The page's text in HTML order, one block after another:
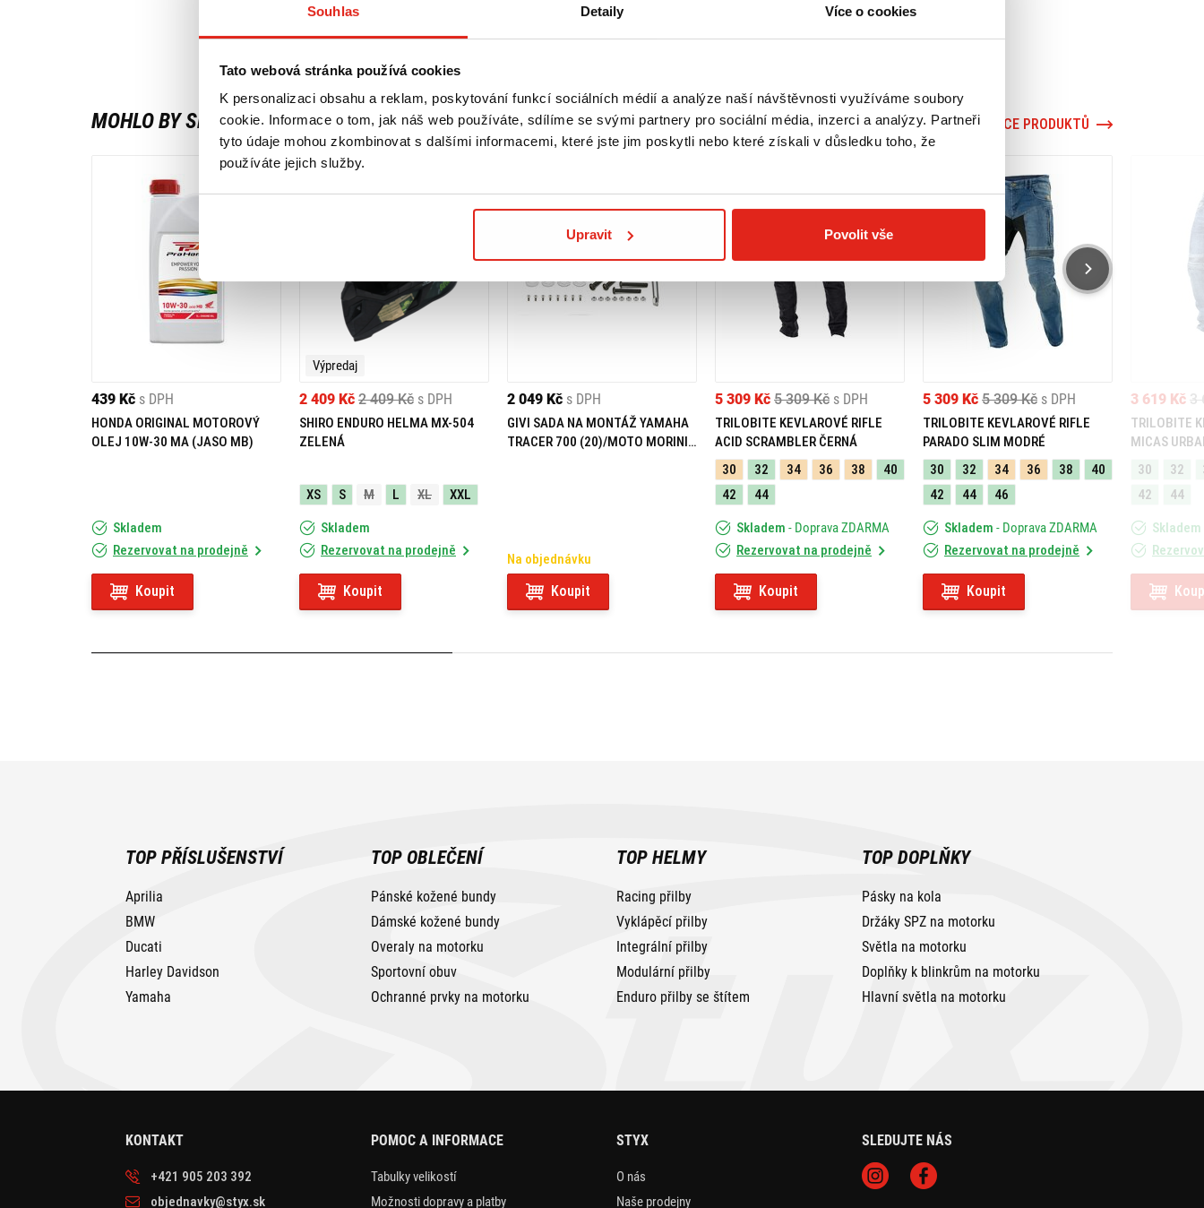
Souhlas Detaily Více o cookies
Tato webová stránka používá cookies
K personalizaci obsahu a reklam, poskytování funkcí sociálních médií a analýze naší návštěvnosti využíváme soubory
cookie. Informace o tom, jak náš web používáte, sdílíme se svými partnery pro sociální média, inzerci a analýzy. Partneři
tyto údaje mohou zkombinovat s dalšími informacemi, které jste jim poskytli nebo které získali v důsledku toho, že
používáte jejich služby.
Upravit Povolit vše
MOHLO BY SE VÁM LÍBIT VÍCE PRODUKTŮ
439 Kč s DPH
HONDA ORIGINAL MOTOROVÝ
OLEJ 10W-30 MA (JASO MB)
Skladem
Rezervovat na prodejně
Koupit
Výpredaj
2 409 Kč
2 409 Kč s DPH
SHIRO ENDURO HELMA MX-504
ZELENÁ
XS S M L XL XXL
Skladem
Rezervovat na prodejně
Koupit
2 049 Kč s DPH
GIVI SADA NA MONTÁŽ YAMAHA
TRACER 700 (20)/MOTO MORINI
Na objednávku
Koupit
5 309 Kč
5 309 Kč s DPH
TRILOBITE KEVLAROVÉ RIFLE
ACID SCRAMBLER ČERNÁ
30
32 34 36 38
40
42
44
Skladem - Doprava ZDARMA
Rezervovat na prodejně
Koupit
5 309 Kč
5 309 Kč s DPH
TRILOBITE KEVLAROVÉ RIFLE
PARADO SLIM MODRÉ
30
32 34 36 38
40
42
44 46
Skladem - Doprava ZDARMA
Rezervovat na prodejně
Koupit
3
3 619 Kč
TRILOBITE
MICAS
30
32
42
44
Skladem
TOP PŘÍSLUŠENSTVÍ
Aprilia
BMW
Ducati
Harley Davidson
Yamaha
TOP OBLEČENÍ
Pánské kožené bundy
Dámské kožené bundy
Overaly na motorku
Sportovní obuv
Ochranné prvky na motorku
TOP HELMY
Racing přilby
Vyklápěcí přilby
Integrální přilby
Modulární přilby
Enduro přilby se štítem
TOP DOPLŇKY
Pásky na kola
Držáky SPZ na motorku
Světla na motorku
Doplňky k blinkrům na motorku
Hlavní světla na motorku
KONTAKT
+421 905 203 392
objednavky@styx.sk
POMOC A INFORMACE
Tabulky velikostí
Možnosti dopravy a platby
STYX
O nás
Naše prodejny
SLEDUJTE NÁS